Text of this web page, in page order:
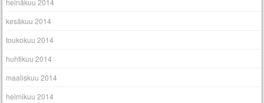
heinäkuu 2014
kesäkuu 2014
toukokuu 2014
huhtikuu 2014
maaliskuu 2014
helmikuu 2014